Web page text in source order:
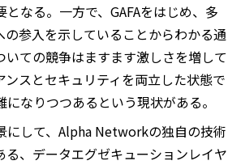
なる。一方で、GAFAをはじめ、多
の参入を示していることからわかる通
いての競争はますます激しさを増して
ンスとセキュリティを両立した状態で
なりつつあるという現状がある。
にして、Alpha Networkの独自の技術
る、データエグゼキューションレイヤ